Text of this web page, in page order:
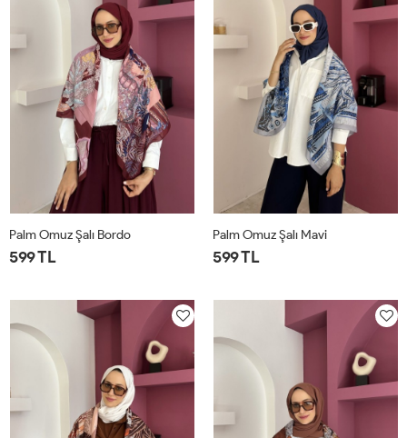
Palm Omuz Şalı Bordo
599 TL
Palm Omuz Şalı Mavi
599 TL